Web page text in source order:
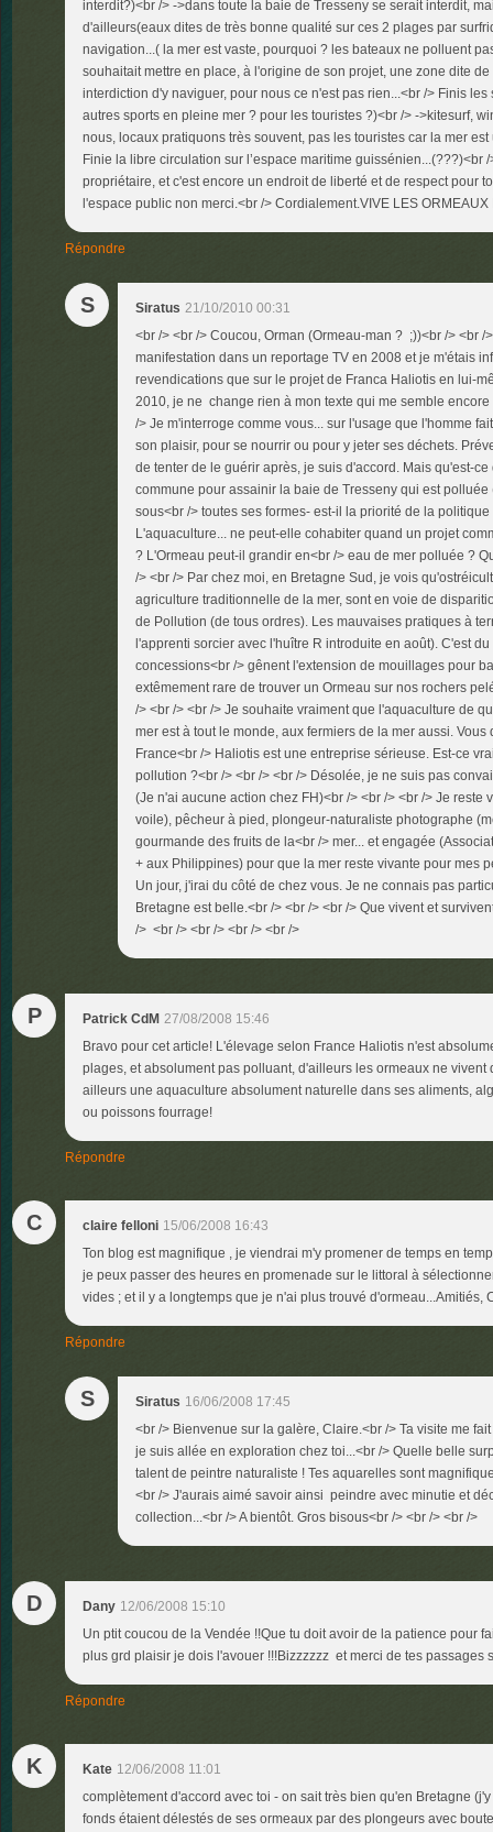
interdit?)<br /> ->dans toute la baie de Tresseny se serait interdit,
d'ailleurs(eaux dites de très bonne qualité sur ces 2 plages par
navigation...( la mer est vaste, pourquoi ? les bateaux ne polluent
souhaitait mettre en place, à l'origine de son projet, une zone dite
interdiction d'y naviguer, pour nous ce n'est pas rien...<br /> Finis
autres sports en pleine mer ? pour les touristes ?)<br /> ->kitesurf,
nous, locaux pratiquons très souvent, pas les touristes car la mer
Finie la libre circulation sur l’espace maritime guissénien...(???)<br
propriétaire, et c'est encore un endroit de liberté et de respect pour
l'espace public non merci.<br /> Cordialement.VIVE LES ORMEAUX
Répondre
S Siratus 21/10/2010 00:31
<br /> <br /> Coucou, Orman (Ormeau-man ? ;))<br /> <br /
manifestation dans un reportage TV en 2008 et je m'étais
revendications que sur le projet de Franca Haliotis en lui-
2010, je ne change rien à mon texte qui me semble encore
/> Je m'interroge comme vous... sur l'usage que l'homme
son plaisir, pour se nourrir ou pour y jeter ses déchets.
de tenter de le guérir après, je suis d'accord. Mais qu'est-
commune pour assainir la baie de Tresseny qui est
sous<br /> toutes ses formes- est-il la priorité de la
L'aquaculture... ne peut-elle cohabiter quand un projet
? L'Ormeau peut-il grandir en<br /> eau de mer polluée ?
/> <br /> Par chez moi, en Bretagne Sud, je vois
agriculture traditionnelle de la mer, sont en voie de
de Pollution (de tous ordres). Les mauvaises pratiques à
l'apprenti sorcier avec l'huître R introduite en août). C'est
concessions<br /> gênent l'extension de mouillages pour
extêmement rare de trouver un Ormeau sur nos rochers
/> <br /> <br /> Je souhaite vraiment que l'aquaculture de
mer est à tout le monde, aux fermiers de la mer aussi. Vous
France<br /> Haliotis est une entreprise sérieuse. Est-ce
pollution ?<br /> <br /> <br /> Désolée, je ne suis pas
(Je n'ai aucune action chez FH)<br /> <br /> <br /> Je reste
voile), pêcheur à pied, plongeur-naturaliste photographe
gourmande des fruits de la<br /> mer... et engagée
+ aux Philippines) pour que la mer reste vivante pour mes
Un jour, j'irai du côté de chez vous. Je ne connais pas
Bretagne est belle.<br /> <br /> <br /> Que vivent et
/> <br /> <br /> <br /> <br />
P Patrick CdM 27/08/2008 15:46
Bravo pour cet article! L'élevage selon France Haliotis n'est
plages, et absolument pas polluant, d'ailleurs les ormeaux ne vivent
ailleurs une aquaculture absolument naturelle dans ses aliments,
ou poissons fourrage!
Répondre
C claire felloni 15/06/2008 16:43
Ton blog est magnifique , je viendrai m'y promener de temps en
je peux passer des heures en promenade sur le littoral à
vides ; et il y a longtemps que je n'ai plus trouvé d'ormeau...Amitiés,
Répondre
S Siratus 16/06/2008 17:45
<br /> Bienvenue sur la galère, Claire.<br /> Ta visite me
je suis allée en exploration chez toi...<br /> Quelle belle
talent de peintre naturaliste ! Tes aquarelles sont
<br /> J'aurais aimé savoir ainsi peindre avec minutie et
collection...<br /> A bientôt. Gros bisous<br /> <br /> <br />
D Dany 12/06/2008 15:10
Un ptit coucou de la Vendée !!Que tu doit avoir de la patience pour
plus grd plaisir je dois l'avouer !!!Bizzzzzz et merci de tes passages
Répondre
K Kate 12/06/2008 11:01
complètement d'accord avec toi - on sait très bien qu'en Bretagne
fonds étaient délestés de ses ormeaux par des plongeurs avec